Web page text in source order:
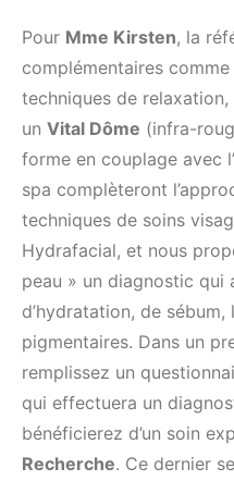
Pour Mme Kirsten, la
complémentaires
techniques de
un Vital Dôme (infra-
forme en couplage avec
spa complèteront
techniques de soins
Hydrafacial, et nous
peau » un diagnostic qui
d’hydratation, de sébum,
pigmentaires. Dans un
remplissez un
qui effectuera un
bénéficierez d’un soin
Recherche. Ce dernier